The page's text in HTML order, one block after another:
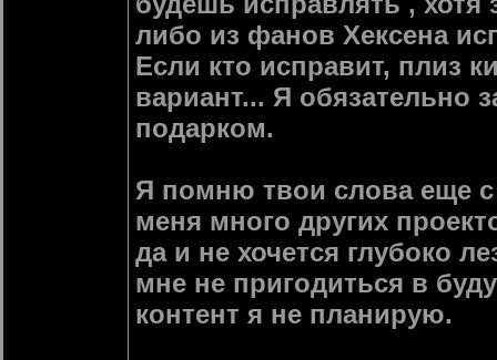
либо из фанов Хексена
Если кто исправит, плиз
вариант... Я обязательно
подарком.
Я помню твои слова еще
меня много других
да и не хочется глубоко
мне не пригодиться в
контент я не планирую.